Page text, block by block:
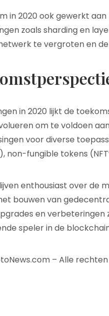
in 2020 ook gewerkt
zoals sharding en
te vergroten en
in 2020 lijkt de
om te voldoen
voor diverse
non-fungible tokens
enthousiast over de
bouwen van
en verbeteringen
speler in de
– Alle